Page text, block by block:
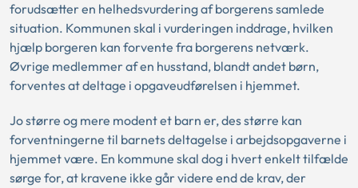
forudsætter en helhedsvurdering af borgerens samlede
situation. Kommunen skal i vurderingen inddrage, hvilken
hjælp borgeren kan forvente fra borgerens netværk.
Øvrige medlemmer af en husstand, blandt andet børn,
forventes at deltage i opgaveudførelsen i hjemmet.
Jo større og mere modent et barn er, des større kan
forventningerne til barnets deltagelse i arbejdsopgaverne i
hjemmet være. En kommune skal dog i hvert enkelt tilfælde
sørge for, at kravene ikke går videre end de krav, der